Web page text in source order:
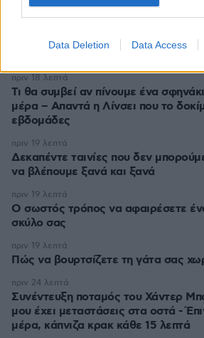
Data Deletion Data Access
φανταστεί με έναν άνθρωπο τόσα
πολύ καλύτερος απ’ ό,τι περίμενα
Τι θα συμβεί αν πίνουμε ένα
μέρα – Απαντά η Λίνσει που το
εβδομάδες
πριν 18 λεπτά
Δεκαπέντε ταινίες που δεν
να βλέπουμε ξανά και ξανά
πριν 19 λεπτά
Ο σωστός τρόπος να αφαιρέσετε
σκύλο σας
πριν 19 λεπτά
Πώς να βουρτσίζετε τη γάτα σας
πριν 19 λεπτά
Συνέντευξη ποταμός του Χάντερ
μου έχει μεταστάσεις στα οστά -
μέρα, κάπνιζα κρακ κάθε 15 λεπτά
πριν 24 λεπτά